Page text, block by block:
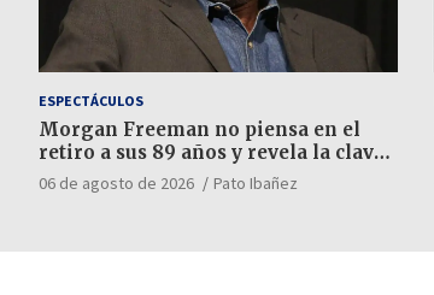
ESPECTÁCULOS
Morgan Freeman no piensa en el
retiro a sus 89 años y revela la clave
para elegir sus trabajos
06 de agosto de 2026 Pato Ibañez